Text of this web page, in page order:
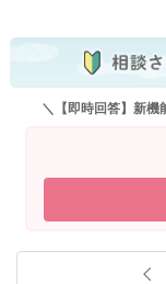
＼【即時回答】新機